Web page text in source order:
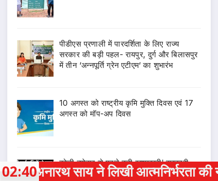
पीडीएस प्रणाली में पारदर्शिता के लिए राज्य
सरकार की बड़ी पहल- रायपुर, दुर्ग और बिलासपुर
में तीन ‘अन्नपूर्ति ग्रेन एटीएम‘ का शुभारंभ
10 अगस्त को राष्ट्रीय कृमि मुक्ति दिवस एवं 17
अगस्त को मॉप-अप दिवस
हरेली त्योहार से पहले बड़ी खुशखबरी! सरकारी
कर्मचारियों के लिए साय सरकार ने खत्म कर दी
आत्मनिर्भरता की नई कहानी
02:40